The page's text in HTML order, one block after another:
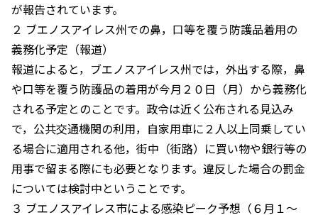
が報告されています。
２ ブエノスアイレス州での鼻，口等を覆う防護品着用の
義務化予定（報道）
報道によると，ブエノスアイレス州では，外出する際，鼻
や口等を覆う防護品の着用が今月２０日（月）から義務化
される予定とのことです。政令は近く公布される見込み
で，公共交通機関の利用，自家用車に２人以上同乗してい
る場合に適用される他，街中（街路）に買い物や銀行等の
用事で留まる際にも必要となります。違反した場合の罰金
については検討中ということです。
３ ブエノスアイレス市による感染ピーク予想（６月１～